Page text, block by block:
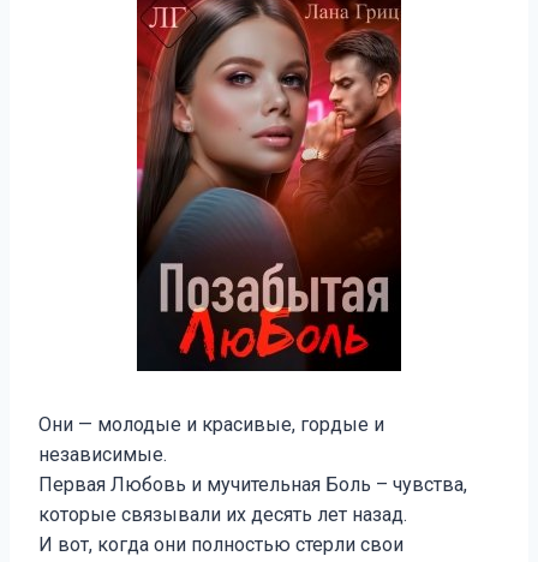
Они — молодые и красивые, гордые и
независимые.
Первая Любовь и мучительная Боль – чувства,
которые связывали их десять лет назад.
И вот, когда они полностью стерли свои